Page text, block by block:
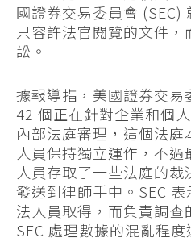
國證券交易委員會 (SEC)
只容許法官閱覽的文件
訟。
據報導指，美國證券交易
42 個正在針對企業和個
內部法庭審理，這個法庭
人員保持獨立運作，不
人員存取了一些法庭的
發送到律師手中。SEC
法人員取得，而負責調查
SEC 處理數據的混亂程